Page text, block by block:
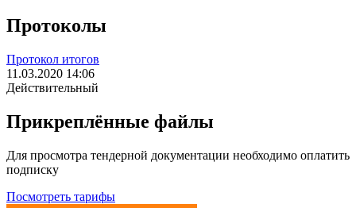
Протоколы
Протокол итогов
11.03.2020 14:06
Действительный
Прикреплённые файлы
Для просмотра тендерной документации необходимо оплатить
подписку
Посмотреть тарифы